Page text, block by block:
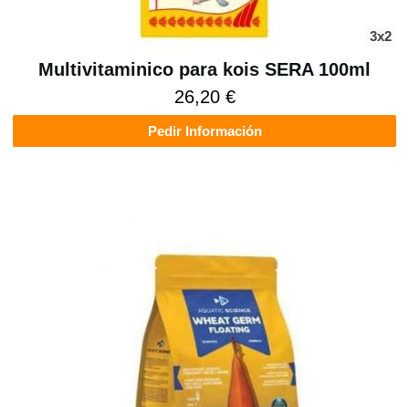
3x2
Multivitaminico para kois SERA 100ml
26,20 €
Pedir Información